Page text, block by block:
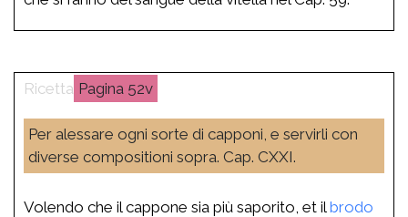
52v
Per alessare ogni sorte di capponi, e servirli con
diverse compositioni sopra. Cap. CXXI.
Volendo che il cappone sia più saporito, et ilbrodo